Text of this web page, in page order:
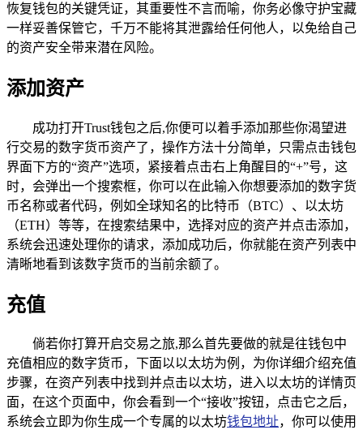
恢复钱包的关键凭证，其重要性不言而喻，你务必像守护宝藏
一样妥善保管它，千万不能将其泄露给任何他人，以免给自己
的资产安全带来潜在风险。
添加资产
成功打开Trust钱包之后,你便可以着手添加那些你渴望进
行交易的数字货币资产了，操作方法十分简单，只需点击钱包
界面下方的“资产”选项，紧接着点击右上角醒目的“+”号，这
时，会弹出一个搜索框，你可以在此输入你想要添加的数字货
币名称或者代码，例如全球知名的比特币（BTC）、以太坊
（ETH）等等，在搜索结果中，选择对应的资产并点击添加，
系统会迅速处理你的请求，添加成功后，你就能在资产列表中
清晰地看到该数字货币的当前余额了。
充值
倘若你打算开启交易之旅,那么首先要做的就是往钱包中
充值相应的数字货币，下面以以太坊为例，为你详细介绍充值
步骤，在资产列表中找到并点击以太坊，进入以太坊的详情页
面，在这个页面中，你会看到一个“接收”按钮，点击它之后，
系统会立即为你生成一个专属的以太坊钱包地址，你可以使用